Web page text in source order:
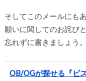
そしてこのメールにも
願いに関してのお詫び
忘れずに書きましょう。
OB/OGが探せる『ビ